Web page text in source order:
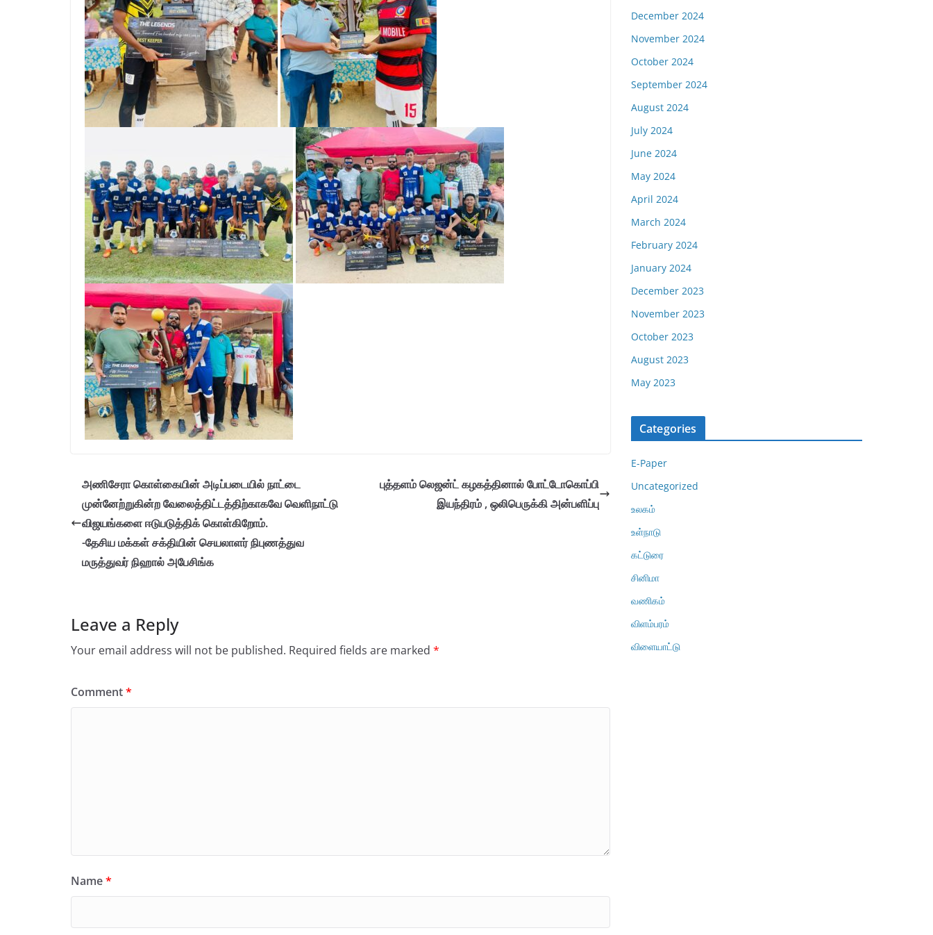
அணிசேரா கொள்கையின் அடிப்படையில் நாட்டை
முன்னேற்றுகின்ற வேலைத்திட்டத்திற்காகவே வெளிநாட்டு
விஜயங்களை ஈடுபடுத்திக் கொள்கிறோம்.
-தேசிய மக்கள் சக்தியின் செயலாளர் நிபுணத்துவ
மருத்துவர் நிஹால் அபேசிங்க
புத்தளம் லெஜன்ட் கழகத்தினால் போட்டோகொப்பி
இயந்திரம் , ஒலிபெருக்கி அன்பளிப்பு
Leave a Reply
Your email address will not be published. Required fields are marked *
Comment*
Name*
December 2024
November 2024
October 2024
September 2024
August 2024
July 2024
June 2024
May 2024
April 2024
March 2024
February 2024
January 2024
December 2023
November 2023
October 2023
August 2023
May 2023
Categories
E-Paper
Uncategorized
உலகம்
உள்நாடு
கட்டுரை
சினிமா
வணிகம்
விளம்பரம்
விளையாட்டு